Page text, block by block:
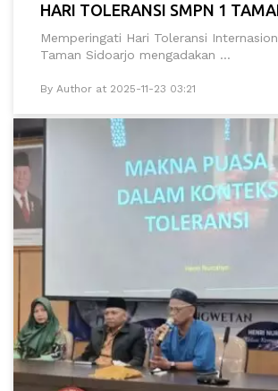
HARI TOLERANSI SMPN 1
Memperingati Hari Toleransi
Taman Sidoarjo mengadakan ...
By Author at 2025-11-23 03:21